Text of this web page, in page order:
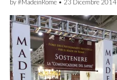
by#MadeinRome • 23 Dicembre 2014